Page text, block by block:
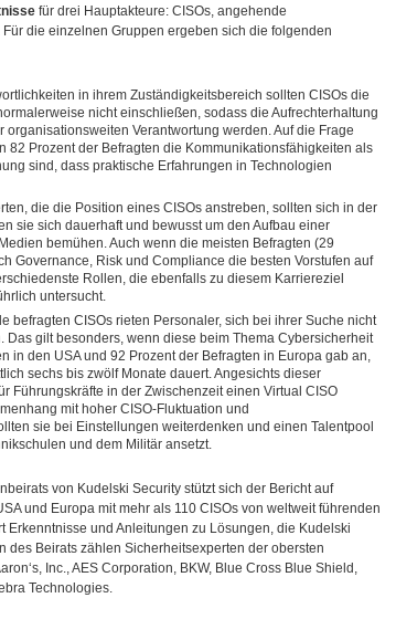
für drei Hauptakteure: CISOs, angehende
die einzelnen Gruppen ergeben sich die folgenden
in ihrem Zuständigkeitsbereich sollten CISOs die
nicht einschließen, sodass die Aufrechterhaltung
Verantwortung werden. Auf die Frage
82 Prozent der Befragten die Kommunikationsfähigkeiten als
sind, dass praktische Erfahrungen in Technologien
die die Position eines CISOs anstreben, sollten sich in der
sie sich dauerhaft und bewusst um den Aufbau einer
bemühen. Auch wenn die meisten Befragten (29
Governance, Risk und Compliance die besten Vorstufen auf
Rollen, die ebenfalls zu diesem Karriereziel
untersucht.
befragten CISOs rieten Personaler, sich bei ihrer Suche nicht
gilt besonders, wenn diese beim Thema Cybersicherheit
in den USA und 92 Prozent der Befragten in Europa gab an,
sechs bis zwölf Monate dauert. Angesichts dieser
Führungskräfte in der Zwischenzeit einen Virtual CISO
mit hoher CISO-Fluktuation und
sie bei Einstellungen weiterdenken und einen Talentpool
und dem Militär ansetzt.
von Kudelski Security stützt sich der Bericht auf
und Europa mit mehr als 110 CISOs von weltweit führenden
und Anleitungen zu Lösungen, die Kudelski
Beirats zählen Sicherheitsexperten der obersten
Inc., AES Corporation, BKW, Blue Cross Blue Shield,
Technologies.